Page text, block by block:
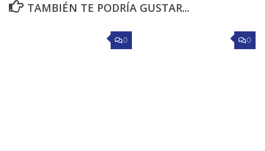
TAMBIÉN TE PODRÍA GUSTAR...
0 0